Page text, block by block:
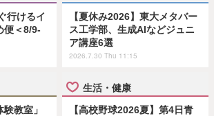
行けるイ
便＜8/9-
【夏休み2026】東大メタバー
ス工学部、生成AIなどジュニ
ア講座6選
2026.7.30 Thu 11:15
教室」
生活・健康
【高校野球2026夏】第4日青